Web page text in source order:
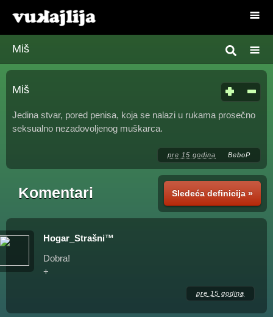
Miš
Miš
Jedina stvar, pored penisa, koja se nalazi u rukama prosečno
seksualno nezadovoljenog muškarca.
pre 15 godina BeboP
Sledeća definicija »
Komentari
Hogar_Strašni™
Dobra!
+
pre 15 godina